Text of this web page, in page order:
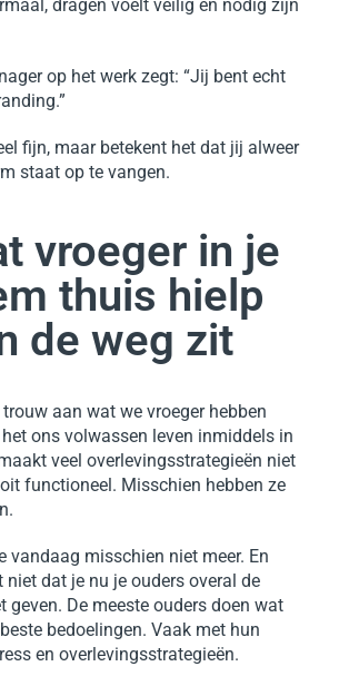
dragen voelt veilig en nodig zijn
op het werk zegt: “Jij bent echt
fijn, maar betekent het dat jij alweer
staat op te vangen.
vroeger in je
thuis hielp
de weg zit
aan wat we vroeger hebben
ons volwassen leven inmiddels in
veel overlevingsstrategieën niet
functioneel. Misschien hebben ze
vandaag misschien niet meer. En
niet dat je nu je ouders overal de
geven. De meeste ouders doen wat
bedoelingen. Vaak met hun
en overlevingsstrategieën.